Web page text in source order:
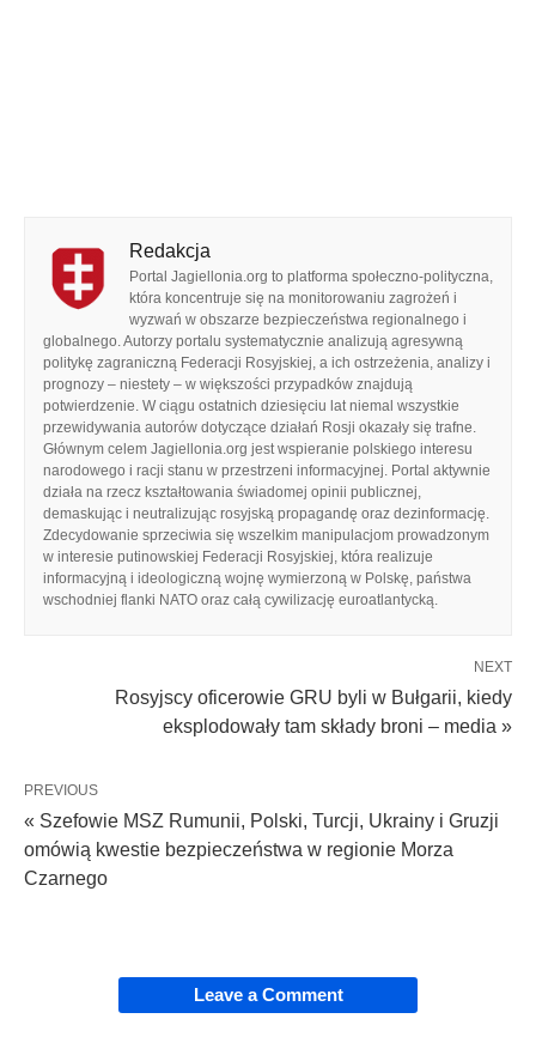
Redakcja
Portal Jagiellonia.org to platforma społeczno-polityczna,
która koncentruje się na monitorowaniu zagrożeń i
wyzwań w obszarze bezpieczeństwa regionalnego i
globalnego. Autorzy portalu systematycznie analizują agresywną
politykę zagraniczną Federacji Rosyjskiej, a ich ostrzeżenia, analizy i
prognozy – niestety – w większości przypadków znajdują
potwierdzenie. W ciągu ostatnich dziesięciu lat niemal wszystkie
przewidywania autorów dotyczące działań Rosji okazały się trafne.
Głównym celem Jagiellonia.org jest wspieranie polskiego interesu
narodowego i racji stanu w przestrzeni informacyjnej. Portal aktywnie
działa na rzecz kształtowania świadomej opinii publicznej,
demaskując i neutralizując rosyjską propagandę oraz dezinformację.
Zdecydowanie sprzeciwia się wszelkim manipulacjom prowadzonym
w interesie putinowskiej Federacji Rosyjskiej, która realizuje
informacyjną i ideologiczną wojnę wymierzoną w Polskę, państwa
wschodniej flanki NATO oraz całą cywilizację euroatlantycką.
NEXT
Rosyjscy oficerowie GRU byli w Bułgarii, kiedy
eksplodowały tam składy broni – media »
PREVIOUS
« Szefowie MSZ Rumunii, Polski, Turcji, Ukrainy i Gruzji
omówią kwestie bezpieczeństwa w regionie Morza
Czarnego
Leave a Comment